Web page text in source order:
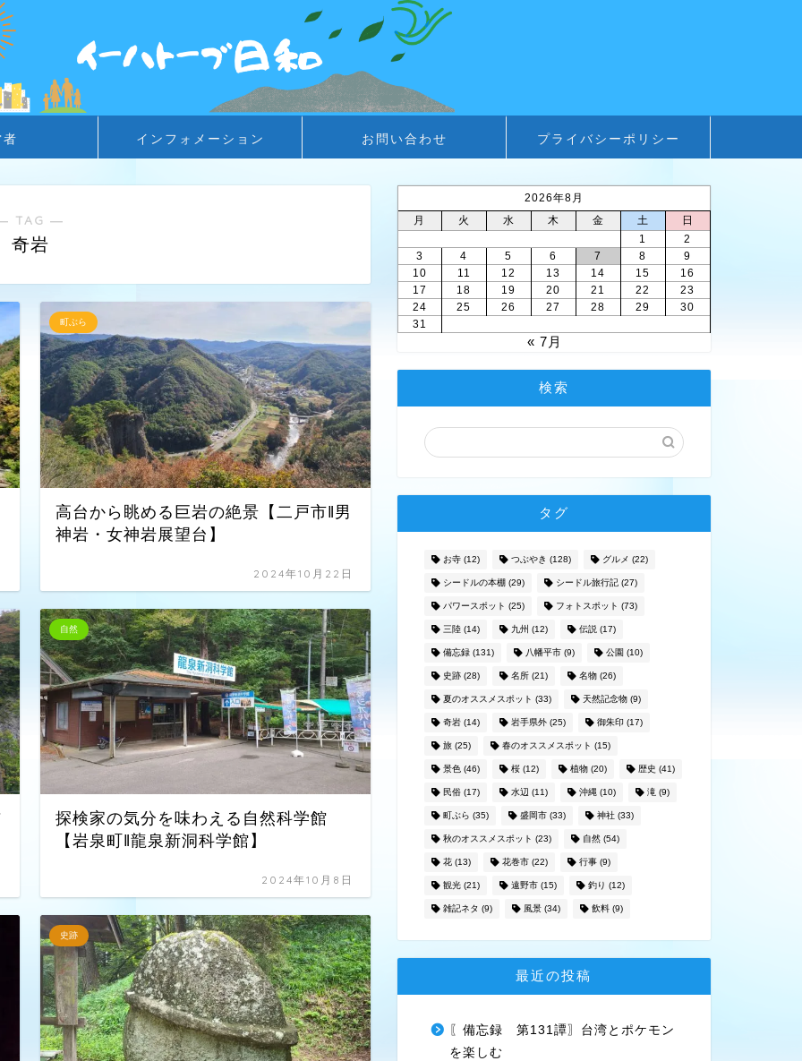
インフォメーション お問い合わせ プライバシーポリシー
TAG ―
奇岩
町ぶら
高台から眺める巨岩の絶景【二戸市‖男
神岩・女神岩展望台】
2024年10月22日
自然
探検家の気分を味わえる自然科学館
【岩泉町‖龍泉新洞科学館】
2024年10月8日
史跡
2026年8月
月
火 水 木 金 土
日
1
2
3
4 5 6 7 8
9
10
11 12 13 14 15
16
17
18 19 20 21 22
23
24
25 26 27 28 29
30
31
« 7月
検索
タグ
お寺(12) つぶやき (128) グルメ (22)
シードルの本棚(29) シードル旅行記(27)
パワースポット (25) フォトスポット (73)
三陸(14) 九州 (12) 伝説(17)
備忘録(131) 八幡平市(9) 公園 (10)
史跡(28) 名所(21) 名物(26)
夏のオススメスポット (33) 天然記念物(9)
奇岩(14) 岩手県外(25) 御朱印 (17)
旅(25) 春のオススメスポット (15)
景色(46) 桜(12) 植物(20) 歴史 (41)
民俗(17) 水辺 (11) 沖縄(10) 滝(9)
町ぶら (35) 盛岡市(33) 神社(33)
秋のオススメスポット (23) 自然(54)
花(13) 花巻市(22) 行事(9)
観光(21) 遠野市(15) 釣り (12)
雑記ネタ (9) 風景(34) 飲料(9)
最近の投稿
〖備忘録 第131譚〗台湾とポケモン
を楽しむ